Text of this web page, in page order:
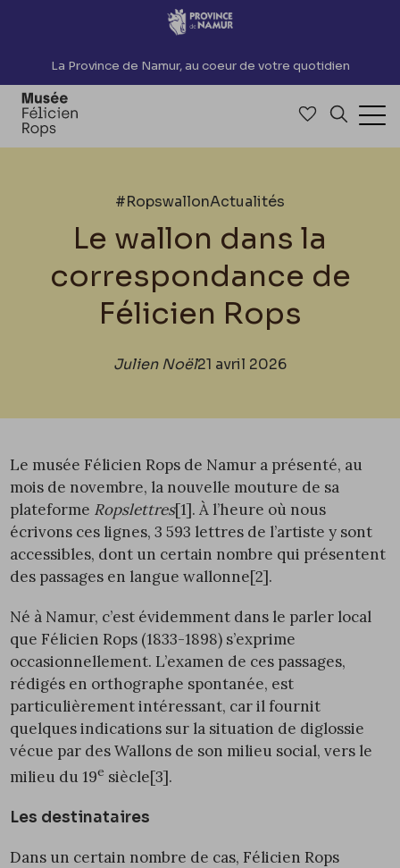
Accèder directement au contenu
La Province de Namur, au coeur de votre quotidien
Accéder à
#RopswallonActualités
Le wallon dans la
correspondance de
Félicien Rops
Julien Noël21 avril 2026
Le musée Félicien Rops de Namur a présenté, au
mois de novembre, la nouvelle mouture de sa
plateforme Ropslettres[1]. À l’heure où nous
écrivons ces lignes, 3 593 lettres de l’artiste y sont
accessibles, dont un certain nombre qui présentent
des passages en langue wallonne[2].
Né à Namur, c’est évidemment dans le parler local
que Félicien Rops (1833-1898) s’exprime
occasionnellement. L’examen de ces passages,
rédigés en orthographe spontanée, est
particulièrement intéressant, car il fournit
quelques indications sur la situation de diglossie
vécue par des Wallons de son milieu social, vers le
milieu du 19e siècle[3].
Les destinataires
Dans un certain nombre de cas, Félicien Rops